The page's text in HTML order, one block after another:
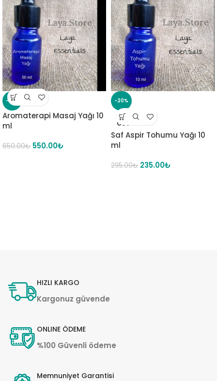
-15%
Aromaterapi Masaj Yağı 10
ml
650.00₺ 550.00₺
-20%
SOLD
OUT
Saf Aspir Tohumu Yağı 10
ml
295.00₺ 235.00₺
HIZLI KARGO
Kargonuz güvende
ONLINE ÖDEME
%100 Güvenli ödeme
Memnuniyet Garantisi